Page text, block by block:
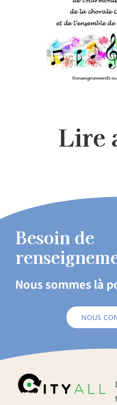
Lire
Besoin de
Nous sommes là
NOUS